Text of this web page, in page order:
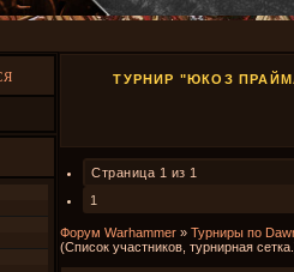
ТУРНИР "ЮКОЗ
Страница 1 из 1
1
Форум Warhammer » Турниры по
(Список участников, турнирная